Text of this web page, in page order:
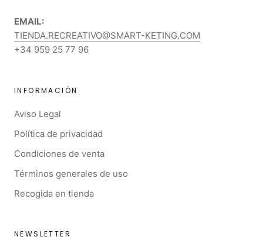
EMAIL:
TIENDA.RECREATIVO@SMART-KETING.COM
+34 959 25 77 96
INFORMACIÓN
Aviso Legal
Política de privacidad
Condiciones de venta
Términos generales de uso
Recogida en tienda
NEWSLETTER